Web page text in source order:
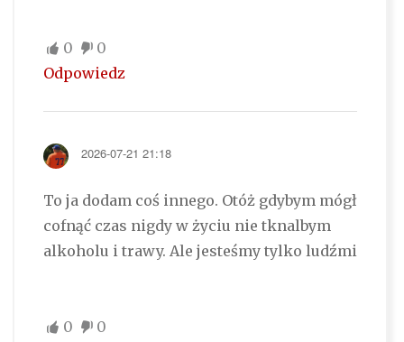
0
0
Odpowiedz
2026-07-21 21:18
To ja dodam coś innego. Otóż gdybym mógł
cofnąć czas nigdy w życiu nie tknalbym
alkoholu i trawy. Ale jesteśmy tylko ludźmi
0
0